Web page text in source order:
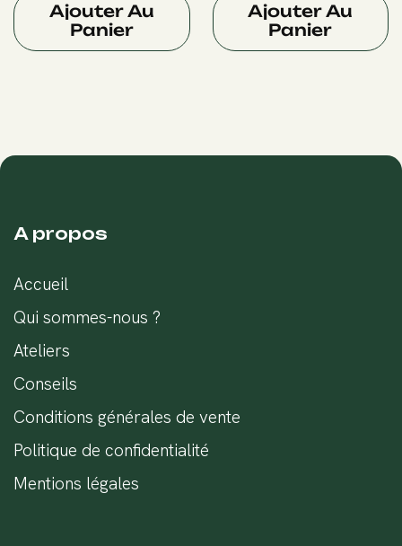
Ajouter Au
Panier
Ajouter Au
Panier
A propos
Accueil
Qui sommes-nous ?
Ateliers
Conseils
Conditions générales de vente
Politique de confidentialité
Mentions légales